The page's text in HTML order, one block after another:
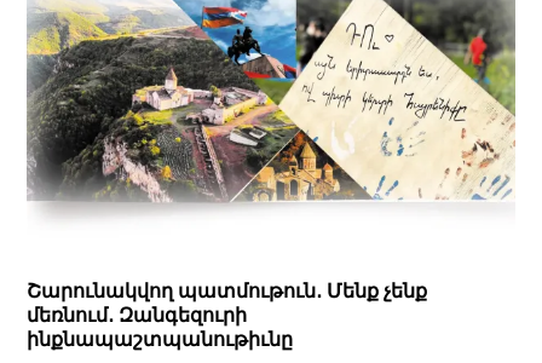
Շարունակվող պատմութուն․ Մենք չենք
մեռնում․ Զանգեզուրի
ինքնապաշտպանութիւնը